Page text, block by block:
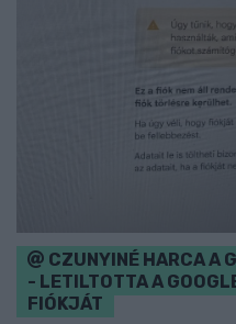
CZUNYINÉ HARCA A
- LETILTOTTA A
FIÓKJÁT